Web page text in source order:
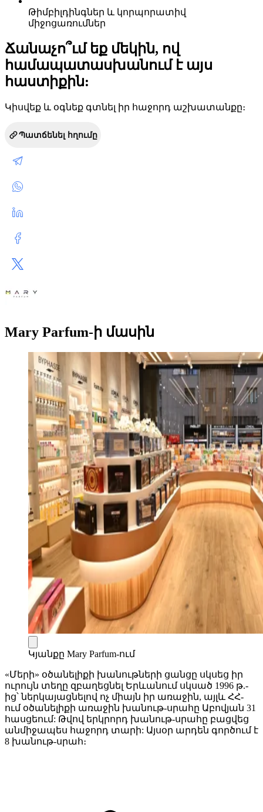
Թիմբիլդինգներ և կորպորատիվ
միջոցառումներ
Ճանաչո՞ւմ եք մեկին, ով
համապատասխանում է այս
հաստիքին:
Կիսվեք և օգնեք գտնել իր հաջորդ աշխատանքը։
Պատճենել հղումը
Mary Parfum-ի մասին
Կյանքը Mary Parfum-ում
«Մերի» օծանելիքի խանութների ցանցը սկսեց իր
ուրույն տեղը զբաղեցնել Երևանում սկսած 1996 թ.-
ից՝ ներկայացնելով ոչ միայն իր առաջին, այլև ՀՀ-
ում օծանելիքի առաջին խանութ-սրահը Աբովյան 31
հասցեում: Թվով երկրորդ խանութ-սրահը բացվեց
անմիջապես հաջորդ տարի: Այսօր արդեն գործում է
8 խանութ-սրահ։